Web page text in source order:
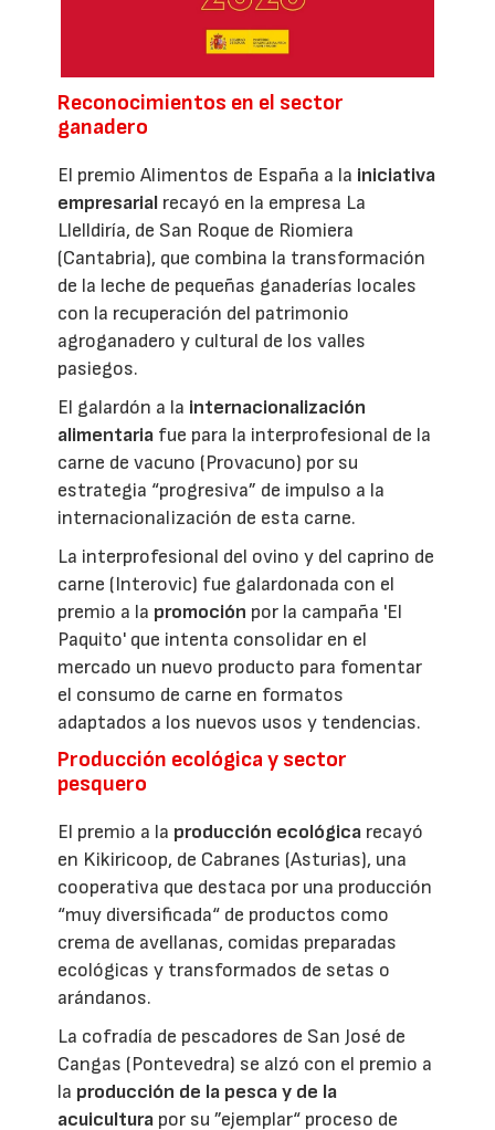
Reconocimientos en el sector
ganadero
El premio Alimentos de España a la iniciativa
empresarial recayó en la empresa La
Llelldiría, de San Roque de Riomiera
(Cantabria), que combina la transformación
de la leche de pequeñas ganaderías locales
con la recuperación del patrimonio
agroganadero y cultural de los valles
pasiegos.
El galardón a la internacionalización
alimentaria fue para la interprofesional de la
carne de vacuno (Provacuno) por su
estrategia “progresiva” de impulso a la
internacionalización de esta carne.
La interprofesional del ovino y del caprino de
carne (Interovic) fue galardonada con el
premio a la promoción por la campaña 'El
Paquito' que intenta consolidar en el
mercado un nuevo producto para fomentar
el consumo de carne en formatos
adaptados a los nuevos usos y tendencias.
Producción ecológica y sector
pesquero
El premio a la producción ecológica recayó
en Kikiricoop, de Cabranes (Asturias), una
cooperativa que destaca por una producción
“muy diversificada“ de productos como
crema de avellanas, comidas preparadas
ecológicas y transformados de setas o
arándanos.
La cofradía de pescadores de San José de
Cangas (Pontevedra) se alzó con el premio a
la producción de la pesca y de la
acuicultura por su ”ejemplar“ proceso de